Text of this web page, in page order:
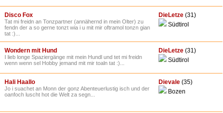
Disco Fox
Tat mi freidn an Tonzpartner (annähernd in mein Olter) zu
fendn der a so gerne tonzt wia i u mit mir oftramol tonzn gian
tat :)...
DieLetze (31)
Südtirol
Wondern mit Hund
I lieb longe Spaziergänge mit mein Hundl und tet mi freidn
wenn wenn sel Hobby jemand mit mir toaln tat :)...
DieLetze (31)
Südtirol
Hali Haallo
Jo i suachet an Monn der gonz Abenteuerlustig isch und der
oanfoch luscht hot die Welt za segn...
Dievale (35)
Bozen